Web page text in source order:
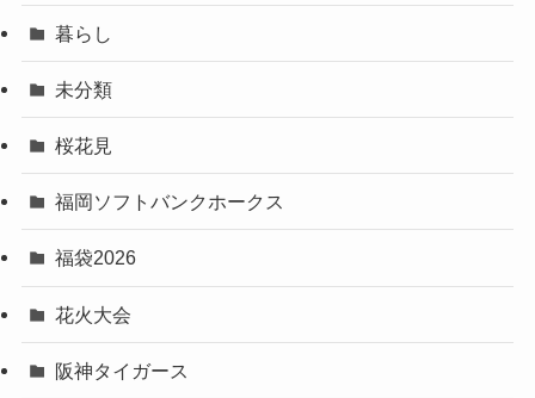
暮らし
未分類
桜花見
福岡ソフトバンクホークス
福袋2026
花火大会
阪神タイガース